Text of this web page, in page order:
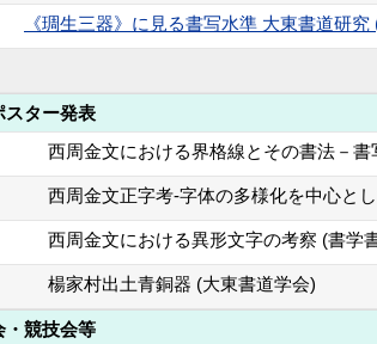
《琱生三器》に見る書写水準 大東書道研
スター発表
西周金文における界格線とその書法－
西周金文正字考‐字体の多様化を中心と
西周金文における異形文字の考察 (書学
楊家村出土青銅器 (大東書道学会)
・競技会等